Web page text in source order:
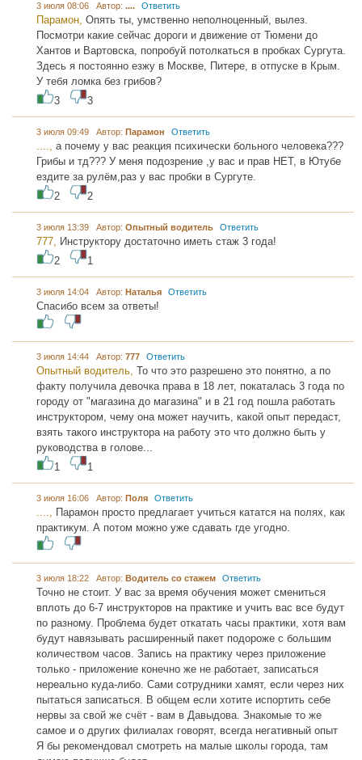
3 июля 08:06 Автор: .... Ответить
Парамон, Опять ты, умственно неполноценный, вылез.
Посмотри какие сейчас дороги и движение от Тюмени до
Хантов и Вартовска, попробуй потолкаться в пробках Сургута.
Здесь я постоянно езжу в Москве, Питере, в отпуске в Крым.
У тебя ломка без грибов?
3
3
3 июля 09:49 Автор: Парамон Ответить
...., а почему у вас реакция психически больного человека???
Грибы и тд??? У меня подозрение ,у вас и прав НЕТ, в Ютубе
ездите за рулём,раз у вас пробки в Сургуте.
2
2
3 июля 13:39 Автор: Опытный водитель Ответить
777, Инструктору достаточно иметь стаж 3 года!
2
1
3 июля 14:04 Автор: Наталья Ответить
Спасибо всем за ответы!
3 июля 14:44 Автор: 777 Ответить
Опытный водитель, То что это разрешено это понятно, а по
факту получила девочка права в 18 лет, покаталась 3 года по
городу от "магазина до магазина" и в 21 год пошла работать
инструктором, чему она может научить, какой опыт передаст,
взять такого инструктора на работу это что должно быть у
руководства в голове...
1
1
3 июля 16:06 Автор: Поля Ответить
...., Парамон просто предлагает учиться кататся на полях, как
практикум. А потом можно уже сдавать где угодно.
3 июля 18:22 Автор: Водитель со стажем Ответить
Точно не стоит. У вас за время обучения может смениться
вплоть до 6-7 инструкторов на практике и учить вас все будут
по разному. Проблема будет откатать часы практики, хотя вам
будут навязывать расширенный пакет подороже с большим
количеством часов. Запись на практику через приложение
только - приложение конечно же не работает, записаться
нереально куда-либо. Сами сотрудники хамят, если через них
пытаться записаться. В общем если хотите испортить себе
нервы за свой же счёт - вам в Давыдова. Знакомые то же
самое и о других филиалах говорят, всегда негативный опыт
Я бы рекомендовал смотреть на малые школы города, там